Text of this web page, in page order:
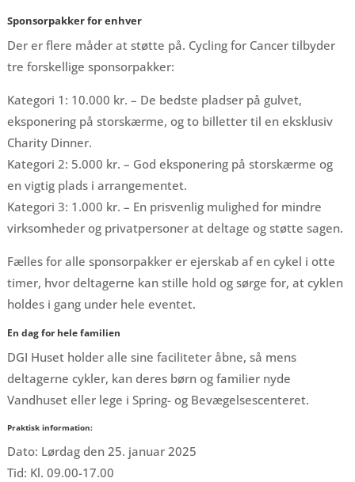
Sponsorpakker for enhver
Der er flere måder at støtte på. Cycling for Cancer tilbyder
tre forskellige sponsorpakker:
Kategori 1: 10.000 kr. – De bedste pladser på gulvet,
eksponering på storskærme, og to billetter til en eksklusiv
Charity Dinner.
Kategori 2: 5.000 kr. – God eksponering på storskærme og
en vigtig plads i arrangementet.
Kategori 3: 1.000 kr. – En prisvenlig mulighed for mindre
virksomheder og privatpersoner at deltage og støtte sagen.
Fælles for alle sponsorpakker er ejerskab af en cykel i otte
timer, hvor deltagerne kan stille hold og sørge for, at cyklen
holdes i gang under hele eventet.
En dag for hele familien
DGI Huset holder alle sine faciliteter åbne, så mens
deltagerne cykler, kan deres børn og familier nyde
Vandhuset eller lege i Spring- og Bevægelsescenteret.
Praktisk information:
Dato: Lørdag den 25. januar 2025
Tid: Kl. 09.00-17.00